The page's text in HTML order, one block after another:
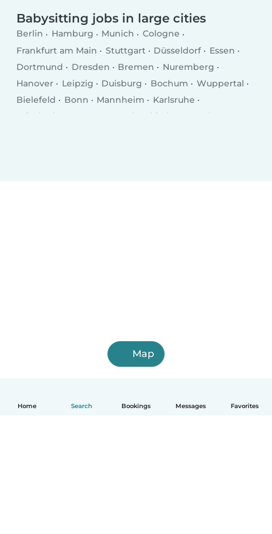
Home Search Bookings Messages Favorites
Babysitting jobs in large cities
Berlin Hamburg Munich
Cologne
Frankfurt am Main
Stuttgart Düsseldorf
Essen
Dortmund
Dresden Bremen
Nuremberg
Hanover
Leipzig Duisburg Bochum
Wuppertal
Bielefeld
Bonn Mannheim
Karlsruhe
Wiesbaden
Gelsenkirchen
Aachen
Map